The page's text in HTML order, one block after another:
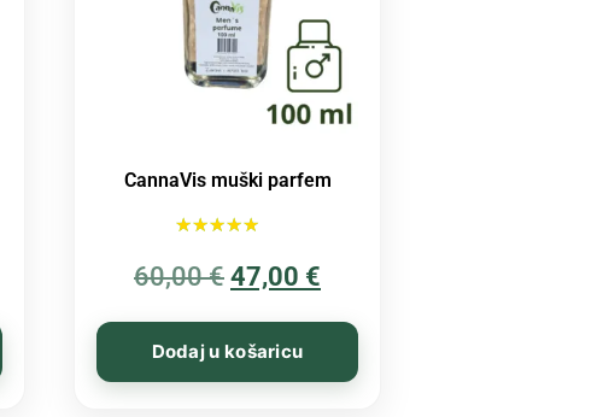
CannaVis muški parfem
5.00
od 5
60,00€ 47,00 €
Dodaj u košaricu